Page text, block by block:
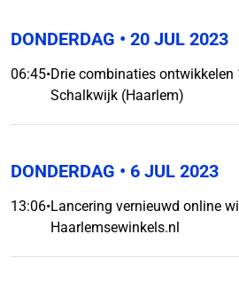
DONDERDAG • 20 JUL 2023
06:45•Drie combinaties
Schalkwijk (Haarlem)
DONDERDAG • 6 JUL 2023
13:06•Lancering vernieuwd online
Haarlemsewinkels.nl